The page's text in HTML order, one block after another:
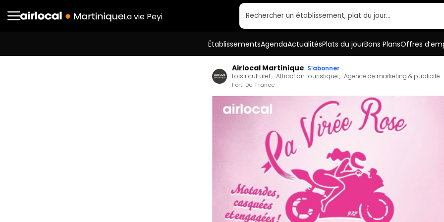
La vie Peyi Rechercher un établissement, plat du jour…
ÉtablissementsAgendaActualitésPlats du jourBons PlansOffres
Airlocal Martinique S’abonner
Loisir culturel Attraction touristique Agence de marketing & publicité
Fort-De-France